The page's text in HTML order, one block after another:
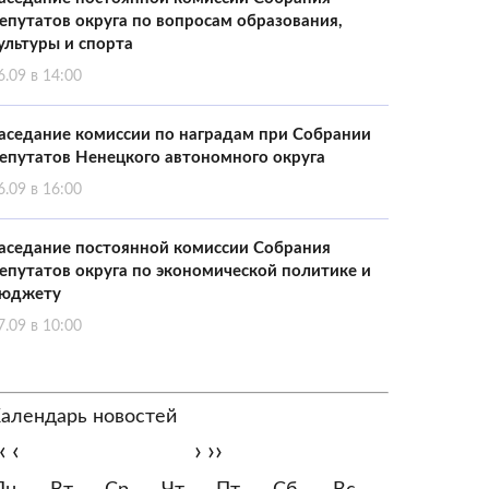
округа по вопросам образования,
и спорта
в 14:00
комиссии по наградам при Собрании
Ненецкого автономного округа
в 16:00
постоянной комиссии Собрания
округа по экономической политике и
в 10:00
новостей
‹ › ››